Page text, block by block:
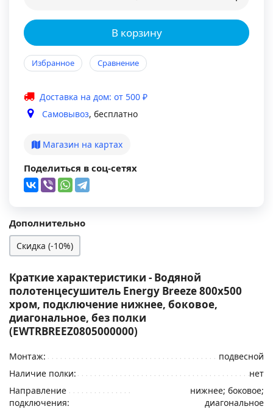
В корзину
Избранное Сравнение
Доставка на дом: от 500 ₽
Самовывоз, бесплатно
Магазин на картах
Поделиться в соц-сетях
Дополнительно
Скидка (-10%)
Краткие характеристики - Водяной
полотенцесушитель Energy Breeze 800x500
хром, подключение нижнее, боковое,
диагональное, без полки
(EWTRBREEZ0805000000)
Монтаж:
подвесной
Наличие полки:
нет
Направление
подключения:
нижнее; боковое;
диагональное